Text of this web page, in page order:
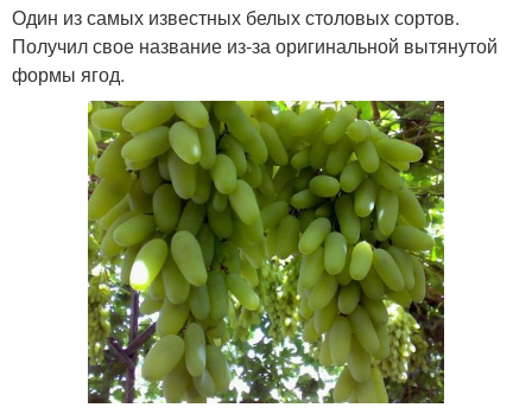
Один из самых известных белых столовых сортов.
Получил свое название из-за оригинальной вытянутой
формы ягод.